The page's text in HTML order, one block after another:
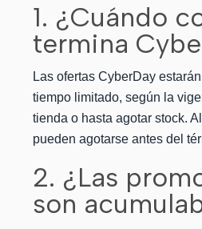
1. ¿Cuándo
termina
Las ofertas CyberDay
tiempo limitado, según la
tienda o hasta agotar stock.
pueden agotarse antes del
2. ¿Las
son